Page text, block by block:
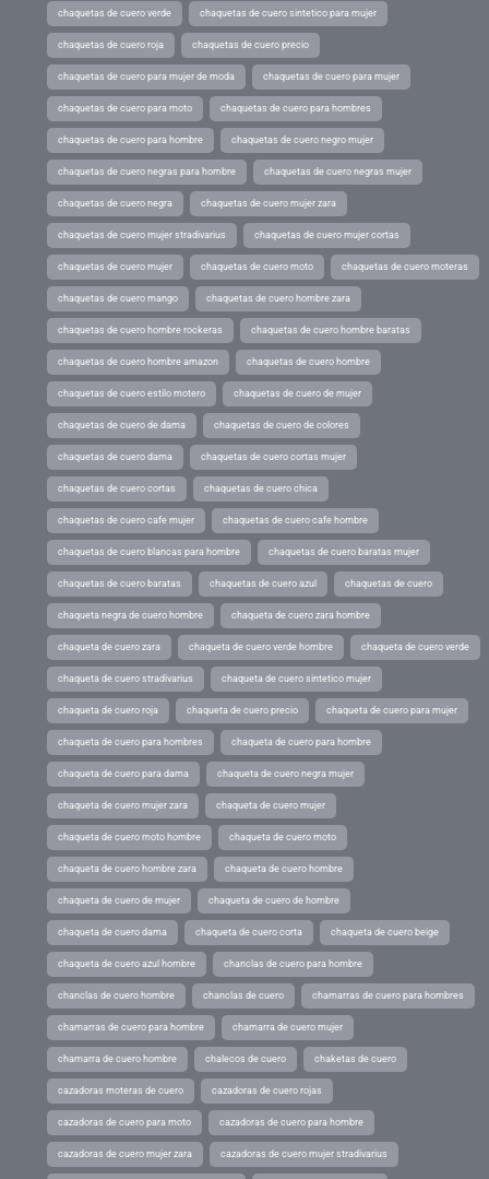
chaquetas de cuero verde chaquetas de cuero sintetico para mujer
chaquetas de cuero roja chaquetas de cuero precio
chaquetas de cuero para mujer de moda chaquetas de cuero para mujer
chaquetas de cuero para moto chaquetas de cuero para hombres
chaquetas de cuero para hombre chaquetas de cuero negro mujer
chaquetas de cuero negras para hombre chaquetas de cuero negras mujer
chaquetas de cuero negra chaquetas de cuero mujer zara
chaquetas de cuero mujer stradivarius chaquetas de cuero mujer cortas
chaquetas de cuero mujer chaquetas de cuero moto chaquetas de cuero moteras
chaquetas de cuero mango chaquetas de cuero hombre zara
chaquetas de cuero hombre rockeras chaquetas de cuero hombre baratas
chaquetas de cuero hombre amazon chaquetas de cuero hombre
chaquetas de cuero estilo motero chaquetas de cuero de mujer
chaquetas de cuero de dama chaquetas de cuero de colores
chaquetas de cuero dama chaquetas de cuero cortas mujer
chaquetas de cuero cortas chaquetas de cuero chica
chaquetas de cuero cafe mujer chaquetas de cuero cafe hombre
chaquetas de cuero blancas para hombre chaquetas de cuero baratas mujer
chaquetas de cuero baratas chaquetas de cuero azul chaquetas de cuero
chaqueta negra de cuero hombre chaqueta de cuero zara hombre
chaqueta de cuero zara chaqueta de cuero verde hombre chaqueta de cuero verde
chaqueta de cuero stradivarius chaqueta de cuero sintetico mujer
chaqueta de cuero roja chaqueta de cuero precio chaqueta de cuero para mujer
chaqueta de cuero para hombres chaqueta de cuero para hombre
chaqueta de cuero para dama chaqueta de cuero negra mujer
chaqueta de cuero mujer zara chaqueta de cuero mujer
chaqueta de cuero moto hombre chaqueta de cuero moto
chaqueta de cuero hombre zara chaqueta de cuero hombre
chaqueta de cuero de mujer chaqueta de cuero de hombre
chaqueta de cuero dama chaqueta de cuero corta chaqueta de cuero beige
chaqueta de cuero azul hombre chanclas de cuero para hombre
chanclas de cuero hombre chanclas de cuero chamarras de cuero para hombres
chamarras de cuero para hombre chamarra de cuero mujer
chamarra de cuero hombre chalecos de cuero chaketas de cuero
cazadoras moteras de cuero cazadoras de cuero rojas
cazadoras de cuero para moto cazadoras de cuero para hombre
cazadoras de cuero mujer zara cazadoras de cuero mujer stradivarius